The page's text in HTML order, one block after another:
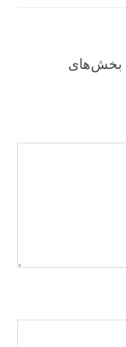
بخش‌های